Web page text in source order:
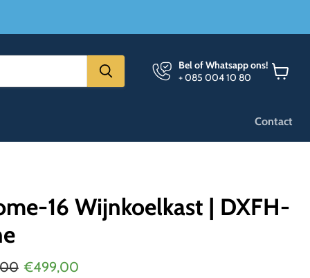
Bel of Whatsapp ons!
+ 085 004 10 80
Contact
16 Wijnkoelkast | DXFH-
prijs
Huidige prijs
€499,00